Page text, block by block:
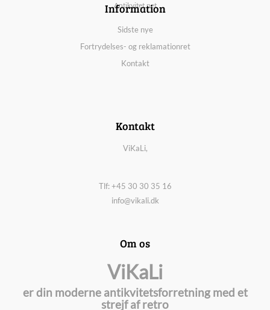
Antikvitet.net
Information
Sidste nye
Fortrydelses- og reklamationret
Kontakt
Kontakt
ViKaLi,
Tlf: +45 30 30 35 16
info@vikali.dk
Om os
ViKaLi
er din moderne antikvitetsforretning med et
strejf af retro